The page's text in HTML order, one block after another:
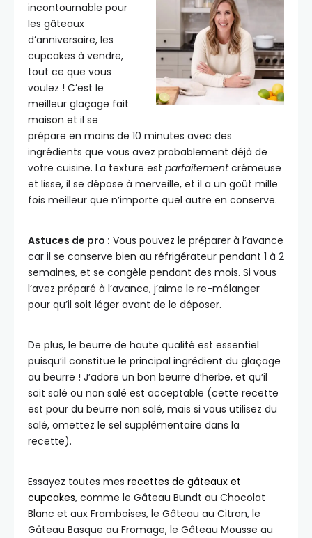
incontournable pour
les gâteaux
d’anniversaire, les
cupcakes à vendre,
tout ce que vous
voulez ! C’est le
meilleur glaçage fait
maison et il se
prépare en moins de 10 minutes avec des
ingrédients que vous avez probablement déjà de
votre cuisine. La texture est parfaitementcrémeuse
et lisse, il se dépose à merveille, et il a un goût mille
fois meilleur que n’importe quel autre en conserve.
Astuces de pro : Vous pouvez le préparer à l’avance
car il se conserve bien au réfrigérateur pendant 1 à 2
semaines, et se congèle pendant des mois. Si vous
l’avez préparé à l’avance, j’aime le re-mélanger
pour qu’il soit léger avant de le déposer.
De plus, le beurre de haute qualité est essentiel
puisqu’il constitue le principal ingrédient du glaçage
au beurre ! J’adore un bon beurre d’herbe, et qu’il
soit salé ou non salé est acceptable (cette recette
est pour du beurre non salé, mais si vous utilisez du
salé, omettez le sel supplémentaire dans la
recette).
Essayez toutes mes recettes de gâteaux et
cupcakes, comme le Gâteau Bundt au Chocolat
Blanc et aux Framboises, le Gâteau au Citron, le
Gâteau Basque au Fromage, le Gâteau Mousse au